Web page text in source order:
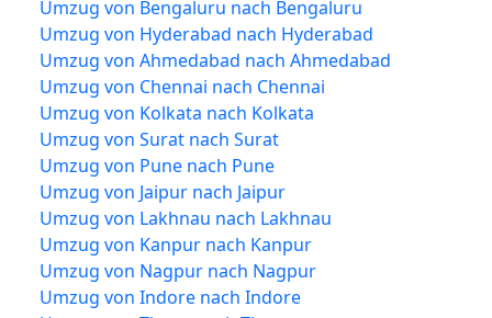
Umzug von Bengaluru nach Bengaluru
Umzug von Hyderabad nach Hyderabad
Umzug von Ahmedabad nach Ahmedabad
Umzug von Chennai nach Chennai
Umzug von Kolkata nach Kolkata
Umzug von Surat nach Surat
Umzug von Pune nach Pune
Umzug von Jaipur nach Jaipur
Umzug von Lakhnau nach Lakhnau
Umzug von Kanpur nach Kanpur
Umzug von Nagpur nach Nagpur
Umzug von Indore nach Indore